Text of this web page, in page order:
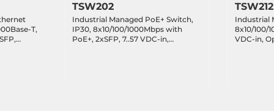
T,
TSW202
Industrial Managed PoE+ Switch,
IP30, 8x10/100/1000Mbps with
PoE+, 2xSFP, 7..57 VDC-in,
TSW212
Industrial
8x10/100/
VDC-in,